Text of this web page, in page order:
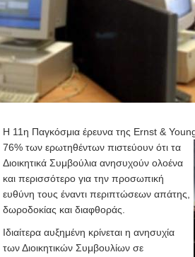
Η 11η Παγκόσμια έρευνα της Ernst &
76% των ερωτηθέντων πιστεύουν ότι τα
Διοικητικά Συμβούλια ανησυχούν ολοένα
και περισσότερο για την προσωπική
ευθύνη τους έναντι περιπτώσεων απάτης,
δωροδοκίας και διαφθοράς.
Ιδιαίτερα αυξημένη κρίνεται η ανησυχία
των Διοικητικών Συμβουλίων σε